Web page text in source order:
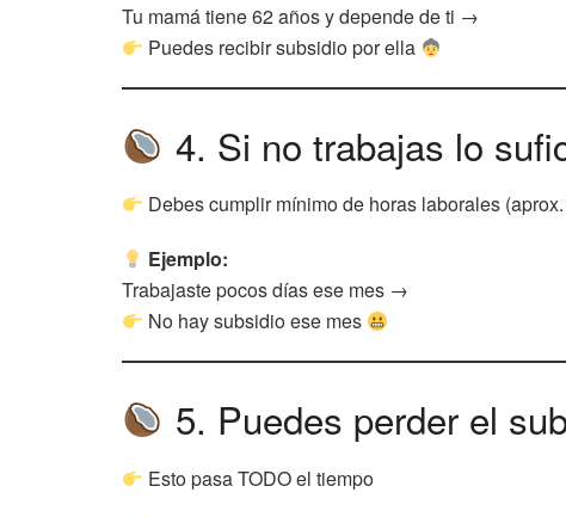
Tu mamá tiene 62 años y depende de ti →
Puedes recibir subsidio por ella
4. Si no trabajas lo
Debes cumplir mínimo de horas laborales
Ejemplo:
Trabajaste pocos días ese mes →
No hay subsidio ese mes
5. Puedes perder el
Esto pasa TODO el tiempo